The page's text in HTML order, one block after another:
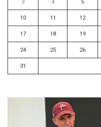
3 4 5
10 11 12
17 18 19
24 25 26
31